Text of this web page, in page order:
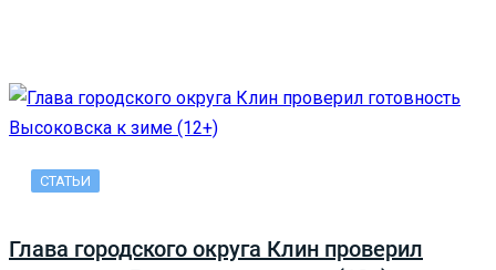
СТАТЬИ
Глава городского округа Клин проверил